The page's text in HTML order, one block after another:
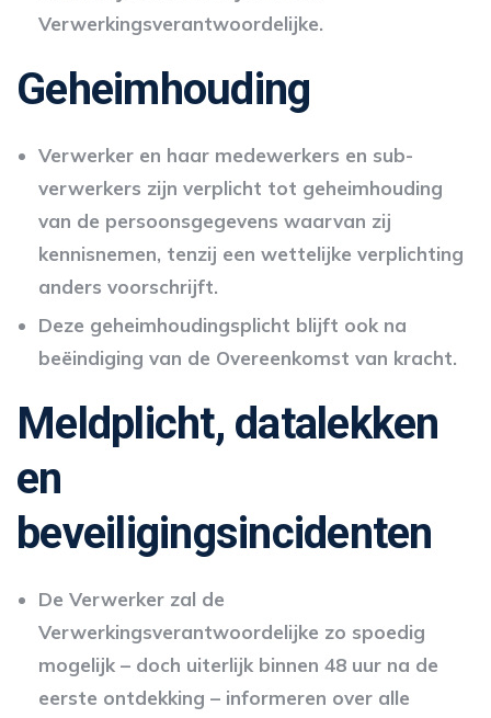
Verwerkingsverantwoordelijke.
Geheimhouding
Verwerker en haar medewerkers en sub-
verwerkers zijn verplicht tot geheimhouding
van de persoonsgegevens waarvan zij
kennisnemen, tenzij een wettelijke verplichting
anders voorschrijft.
Deze geheimhoudingsplicht blijft ook na
beëindiging van de Overeenkomst van kracht.
Meldplicht, datalekken
en
beveiligingsincidenten
De Verwerker zal de
Verwerkingsverantwoordelijke zo spoedig
mogelijk – doch uiterlijk binnen 48 uur na de
eerste ontdekking – informeren over alle